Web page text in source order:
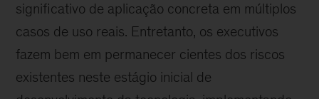
significativo de aplicação concreta em múltiplos
casos de uso reais. Entretanto, os executivos
fazem bem em permanecer cientes dos riscos
existentes neste estágio inicial de